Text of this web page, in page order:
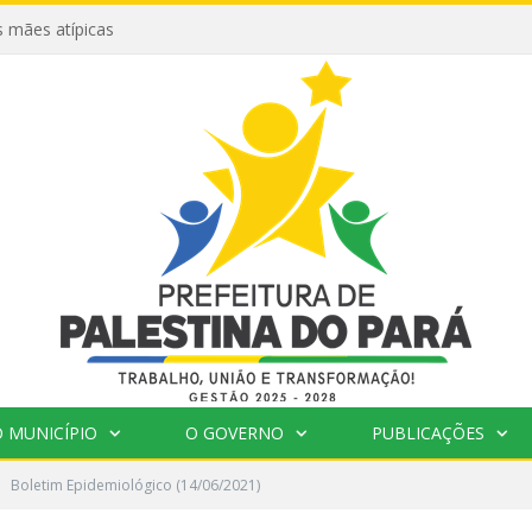
mães atípicas
MUNICÍPIO O GOVERNO PUBLICAÇÕES
Boletim Epidemiológico (14/06/2021)